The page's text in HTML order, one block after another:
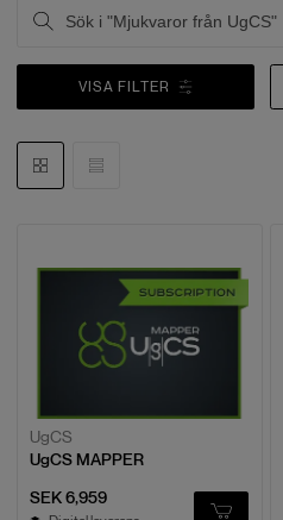
VISA FILTER
UgCS
UgCS MAPPER
SEK 6,959